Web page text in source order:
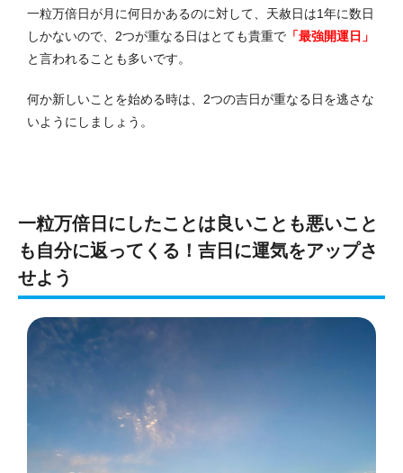
一粒万倍日が月に何日かあるのに対して、天赦日は1年に数日
しかないので、2つが重なる日はとても貴重で 「最強開運日」
と言われることも多いです。
何か新しいことを始める時は、2つの吉日が重なる日を逃さな
いようにしましょう。
一粒万倍日にしたことは良いことも悪いこと
も自分に返ってくる！吉日に運気をアップさ
せよう